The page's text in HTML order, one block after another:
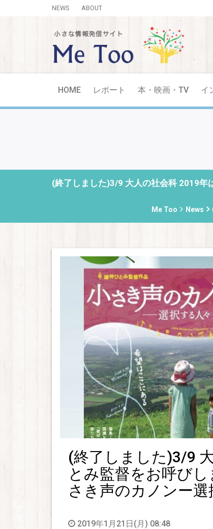
NEWS ABOUT
HOME レポート 本・映画・TV イ
(終了しました)3/9 大人の社会科 2019年
Me Too News
(終了しました)3/9
とみ監督をお呼び
さき声のカノンー選
2019年1月21日(月) 08:48